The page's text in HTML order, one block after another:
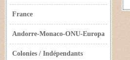
France
Andorre-Monaco-ONU-Europa
Colonies / Indépendants